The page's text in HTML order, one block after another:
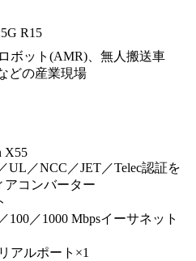
R15
ボット(AMR)、無人搬送車
どの産業現場
X55
UL／NCC／JET／Telec認証を
アコンバーター
100／1000 Mbpsイーサネット
アルポート×1